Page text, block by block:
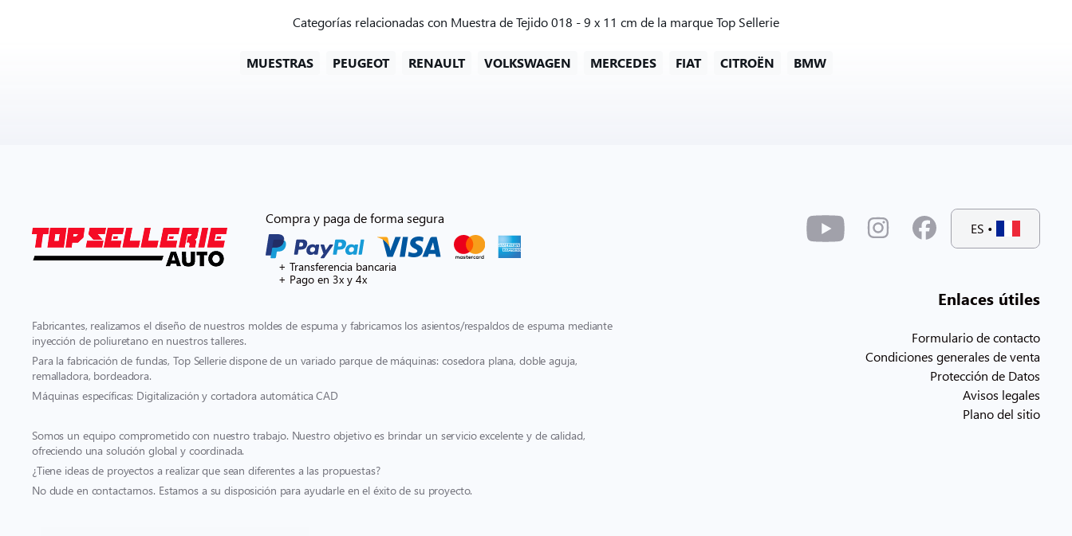
Categorías relacionadas con Muestra de Tejido 018 - 9 x 11 cm de la marque Top Sellerie
MUESTRAS PEUGEOT RENAULT VOLKSWAGEN MERCEDES FIAT CITROËN BMW
Compra y paga de forma segura
+ Transferencia bancaria
+ Pago en 3x y 4x
Fabricantes, realizamos el diseño de nuestros moldes de espuma y fabricamos los asientos/respaldos de espuma mediante
inyección de poliuretano en nuestros talleres.
Para la fabricación de fundas, Top Sellerie dispone de un variado parque de máquinas: cosedora plana, doble aguja,
remalladora, bordeadora.
Máquinas específicas: Digitalización y cortadora automática CAD
Somos un equipo comprometido con nuestro trabajo. Nuestro objetivo es brindar un servicio excelente y de calidad,
ofreciendo una solución global y coordinada.
¿Tiene ideas de proyectos a realizar que sean diferentes a las propuestas?
No dude en contactarnos. Estamos a su disposición para ayudarle en el éxito de su proyecto.
ES •
Enlaces útiles
Formulario de contacto
Condiciones generales de venta
Protección de Datos
Avisos legales
Plano del sitio